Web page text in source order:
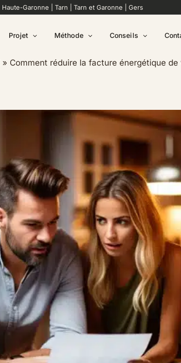
Haute-Garonne Tarn Tarn et Garonne Gers
Projet Méthode Conseils
Comment réduire la facture énergétique de